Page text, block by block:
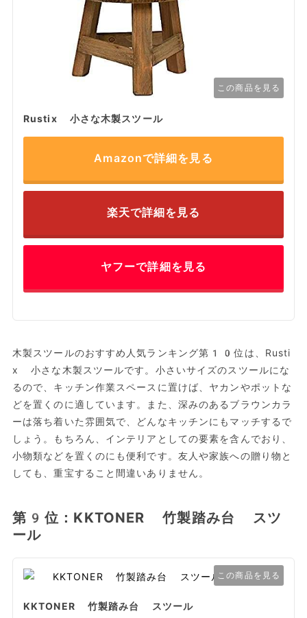
この商品を見る
Rustix 小さな木製スツール
Amazonで詳細を見る
楽天で詳細を見る
ヤフーで詳細を見る
木製スツールのおすすめ人気ランキング第10位は、Rusti
x 小さな木製スツールです。小さいサイズのスツールにな
るので、キッチン作業スペースに置けば、ヤカンやポットな
どを置くのに適しています。また、深みのあるブラウンカラ
ーは落ち着いた雰囲気で、どんなキッチンにもマッチするで
しょう。もちろん、インテリアとしての要素を含んでおり、
小物類などを置くのにも便利です。友人や家族への贈り物と
しても、重宝すること間違いありません。
第9位：KKTONER 竹製踏み台 スツ
ール
この商品を見る
KKTONER 竹製踏み台 スツール